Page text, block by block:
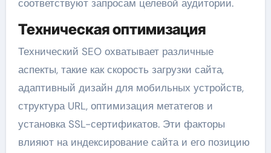
соответствуют запросам целевой аудитории.
Техническая оптимизация
Технический SEO охватывает различные
аспекты, такие как скорость загрузки сайта,
адаптивный дизайн для мобильных устройств,
структура URL, оптимизация метатегов и
установка SSL-сертификатов. Эти факторы
влияют на индексирование сайта и его позицию